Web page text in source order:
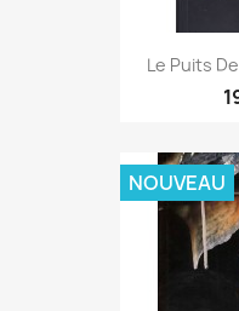
Le Puits
NOUVEAU